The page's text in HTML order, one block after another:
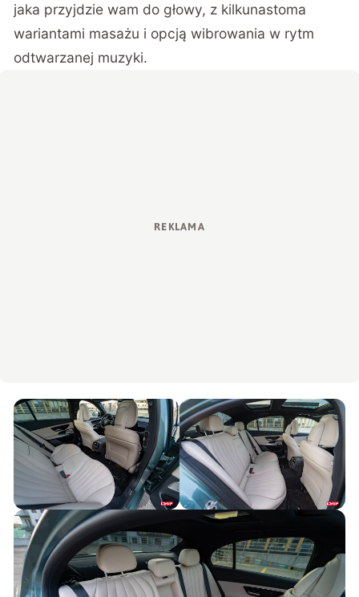
jaka przyjdzie wam do głowy, z kilkunastoma
wariantami masażu i opcją wibrowania w rytm
odtwarzanej muzyki.